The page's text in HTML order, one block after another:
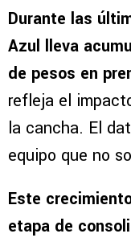
Durante las
Azul lleva
de pesos en
refleja el
la cancha. El
equipo que no
Este
etapa de